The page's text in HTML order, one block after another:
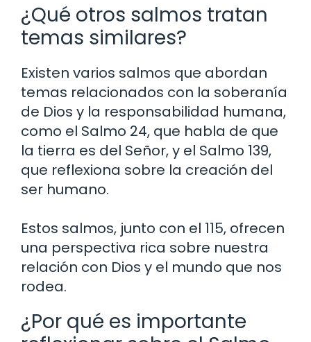
¿Qué otros salmos tratan
temas similares?
Existen varios salmos que abordan
temas relacionados con la soberanía
de Dios y la responsabilidad humana,
como el Salmo 24, que habla de que
la tierra es del Señor, y el Salmo 139,
que reflexiona sobre la creación del
ser humano.
Estos salmos, junto con el 115, ofrecen
una perspectiva rica sobre nuestra
relación con Dios y el mundo que nos
rodea.
¿Por qué es importante